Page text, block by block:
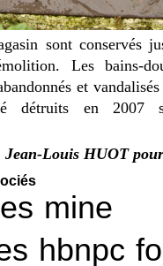
sont conservés
Les bains-
et
détruits en 2007
Jean-Louis HUOT
mine
hbnpc